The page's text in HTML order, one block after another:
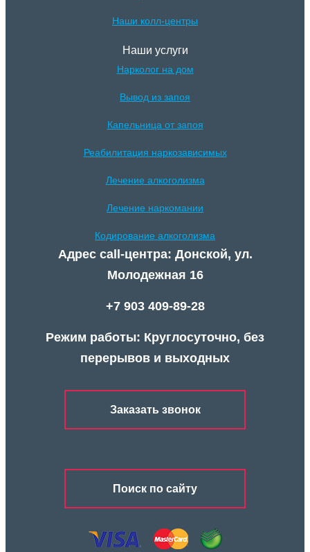
Наши колл-центры
Наши услуги
Нарколог на дом
Вывод из запоя
Капельница от запоя
Реабилитация наркозависимых
Лечение алкоголизма
Лечение наркомании
Кодирование алкоголизма
Адрес call-центра: Донской, ул.
Молодежная 16
+7 903 409-89-28
Режим работы: Круглосуточно, без
перерывов и выходных
Заказать звонок
Поиск по сайту